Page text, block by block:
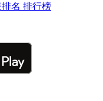
名 排行榜